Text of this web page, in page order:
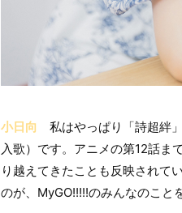
小日向
私はやっぱり「詩超絆
入歌）です。アニメの第12話ま
り越えてきたことも反映されて
のが、MyGO!!!!!のみんなのこと